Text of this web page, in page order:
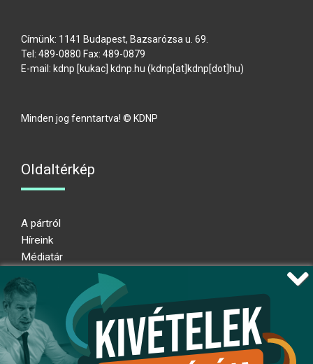
Címünk: 1141 Budapest, Bazsarózsa u. 69.
Tel: 489-0880 Fax: 489-0879
E-mail: kdnp [kukac] kdnp hu (kdnp[at]kdnp[dot]hu)
Minden jog fenntartva! © KDNP
Oldaltérkép
A pártról
Híreink
Médiatár
Adatkezelési nyilatkozat
Átláthatósági nyilatkozat
Ugrás az oldal tetejére